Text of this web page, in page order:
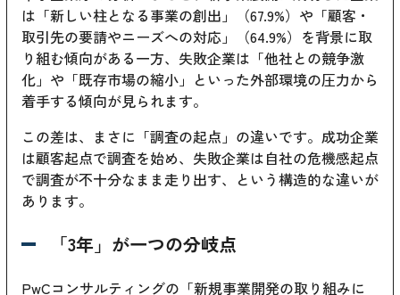
は「新しい柱となる事業の創出」（67.9%）や「顧客・
取引先の要請やニーズへの対応」（64.9%）を背景に取
り組む傾向がある一方、失敗企業は「他社との競争激
化」や「既存市場の縮小」といった外部環境の圧力から
着手する傾向が見られます。
この差は、まさに「調査の起点」の違いです。成功企業
は顧客起点で調査を始め、失敗企業は自社の危機感起点
で調査が不十分なまま走り出す、という構造的な違いが
あります。
「3年」が一つの分岐点
PwCコンサルティングの「新規事業開発の取り組みに